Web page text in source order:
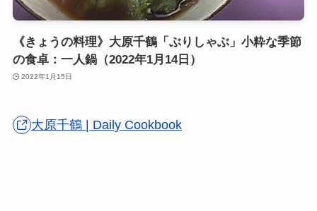
《きょうの料理》大原千鶴「ぶりしゃぶ」小粋な季節
の食卓：一人鍋（2022年1月14日）
2022年1月15日
大原千鶴 | Daily Cookbook